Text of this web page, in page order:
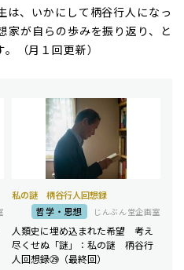
は、いかにして柄谷行人になっ
家が自らの歩みを振り返り、と
（月１回更新）
私の謎 柄谷行人回想録
哲学・思想
じんぶん堂企画室
人類史に埋め込まれた希望 考え
尽くせぬ「謎」：私の謎 柄谷行
人回想録㉙（最終回）